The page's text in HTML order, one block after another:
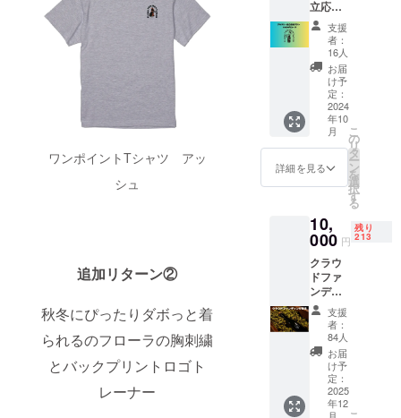
ワンポイントTシャツ アッ
シュ
追加リターン②
秋冬にぴったりダボっと着
られるのフローラの胸刺繍
とバックプリントロゴト
レーナー
イズ：
13.2cm
×10.3c
を製作
しまし
た。 生
地の厚
みはバ
ランス
の良い
厚みで
リブも
くたっ
とよれ
ること
た作り
のた
め、長
くご愛
用いた
だけま
す。 ＜
内容＞
・お礼
のメッ
セージ
カード
2024
年10月
立応援
プラ
ン
10000
円コー
ローラ
をめ
ちゃく
ちゃ応
援して
くれる
方、ど
うぞよ
お願い
しま
す！ <
内容>
・お礼
のメッ
セージ
カード
(2024年
10月頃)
・ス
テッ
カー
(2024年
支援
者：
16人
お届
け予
定：
2024
年10
月
詳細を見る
こ
の
リ
タ
ー
ン
を
選
択
す
る
10,
000 円
残り
213
クラウ
ドファ
ンディ
ング限
定木樽1
年熟成
瓶ビー
ル
【瓶
ビー
ル】
支援
者：
84人
お届
け予
定：
2025
年12